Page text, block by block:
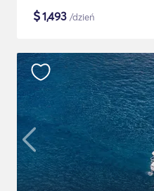
$1,493 /dzień